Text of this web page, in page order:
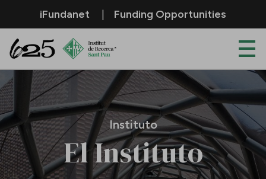
Saltar al contenido principal
iFundanet Funding Opportunities
Instituto
Instituto
El Instituto